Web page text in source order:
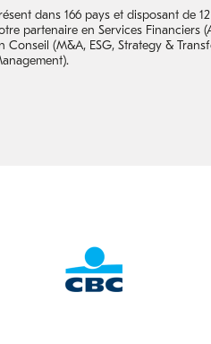
dans 166 pays et disposant de
partenaire en Services Financiers
Conseil (M&A, ESG, Strategy &